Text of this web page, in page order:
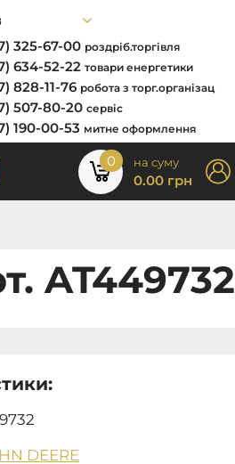
325-67-00 роздріб.торгівля
634-52-22 товари енергетики
828-11-76 робота з торг.організац
507-80-20 сервіс
190-00-53 митне оформлення
0 на суму
0.00 грн
AT449732
DEERE